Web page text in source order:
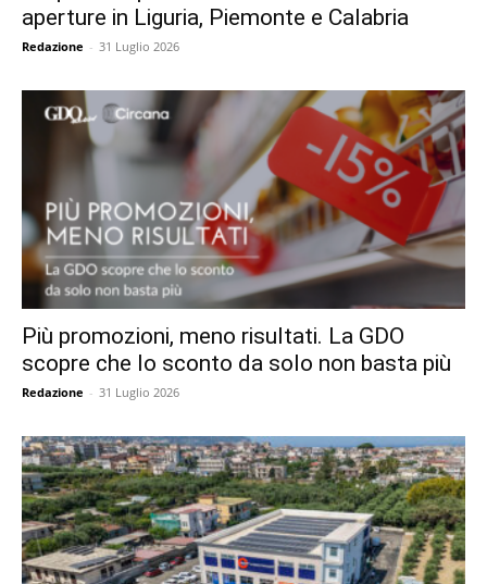
aperture in Liguria, Piemonte e Calabria
Redazione - 31 Luglio 2026
Più promozioni, meno risultati. La GDO
scopre che lo sconto da solo non basta più
Redazione - 31 Luglio 2026